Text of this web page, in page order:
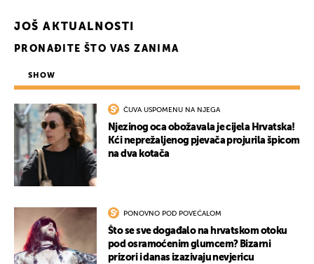
JOŠ AKTUALNOSTI
PRONAĐITE ŠTO VAS ZANIMA
SHOW
ČUVA USPOMENU NA NJEGA
Njezinog oca obožavala je cijela Hrvatska!
Kći neprežaljenog pjevača projurila špicom
na dva kotača
PONOVNO POD POVEĆALOM
Što se sve događalo na hrvatskom otoku
pod osramoćenim glumcem? Bizarni
prizori i danas izazivaju nevjericu